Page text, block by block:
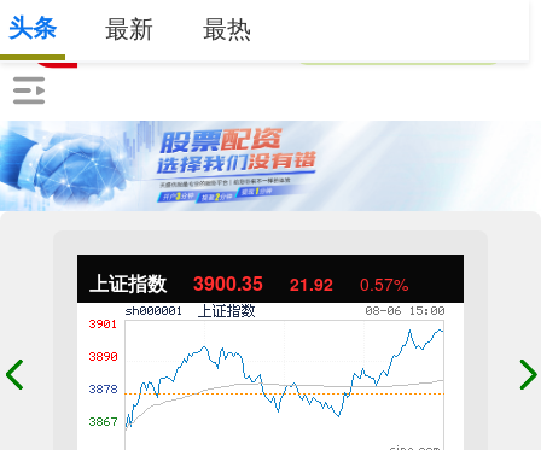
上证指数 3900.35 21.92 0.57%
头条 最新 最热